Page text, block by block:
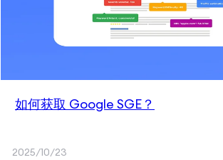
如何获取 Google SGE？
2025/10/23